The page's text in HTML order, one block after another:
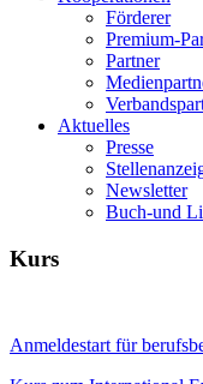
Förderer
Premium-
Partner
Aktuelles
Presse
Newsletter
Buch-und
Kurs
Anmeldestart für